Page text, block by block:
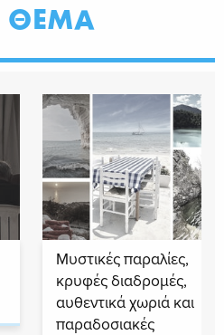
ΘΕΜΑ
Μυστικές παραλίες,
κρυφές διαδρομές,
αυθεντικά χωριά και
παραδοσιακές